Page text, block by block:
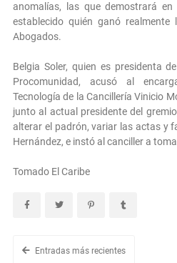
anomalías, las que demostrará
establecido quién ganó realmente
Abogados.
Belgia Soler, quien es presidenta
Procomunidad, acusó al
Tecnología de la Cancillería Vinicio
junto al actual presidente del
alterar el padrón, variar las actas y
Hernández, e instó al canciller a
Tomado El Caribe
Entradas más recientes